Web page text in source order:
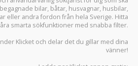
bilar, båtar, husvagnar, husbilar,
eller andra fordon från hela Sverige. Hitta
smarta sökfunktioner med snabba filter.
Klicket och delar det du gillar med dina
vänner!